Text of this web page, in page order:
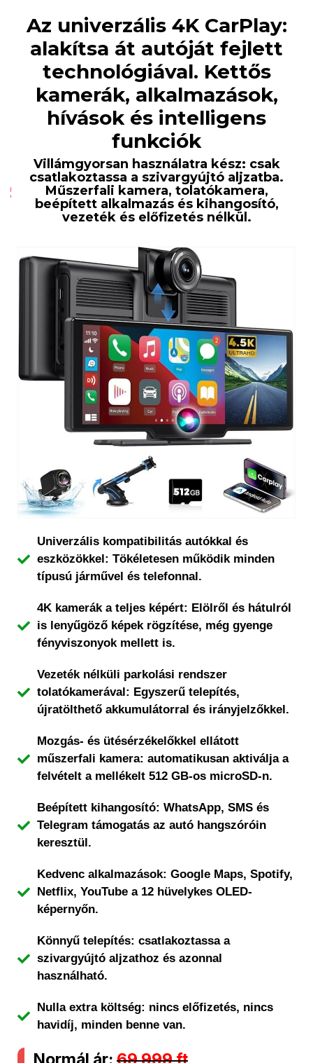
Az univerzális 4K CarPlay:
alakítsa át autóját fejlett
technológiával. Kettős
kamerák, alkalmazások,
hívások és intelligens
funkciók
Villámgyorsan használatra kész: csak
csatlakoztassa a szivargyújtó aljzatba.
Műszerfali kamera, tolatókamera,
beépített alkalmazás és kihangosító,
vezeték és előfizetés nélkül.
Univerzális kompatibilitás autókkal és
eszközökkel: Tökéletesen működik minden
típusú járművel és telefonnal.
4K kamerák a teljes képért: Elölről és hátulról
is lenyűgöző képek rögzítése, még gyenge
fényviszonyok mellett is.
Vezeték nélküli parkolási rendszer
tolatókamerával: Egyszerű telepítés,
újratölthető akkumulátorral és irányjelzőkkel.
Mozgás- és ütésérzékelőkkel ellátott
műszerfali kamera: automatikusan aktiválja a
felvételt a mellékelt 512 GB-os microSD-n.
Beépített kihangosító: WhatsApp, SMS és
Telegram támogatás az autó hangszóróin
keresztül.
Kedvenc alkalmazások: Google Maps, Spotify,
Netflix, YouTube a 12 hüvelykes OLED-
képernyőn.
Könnyű telepítés: csatlakoztassa a
szivargyújtó aljzathoz és azonnal
használható.
Nulla extra költség: nincs előfizetés, nincs
havidíj, minden benne van.